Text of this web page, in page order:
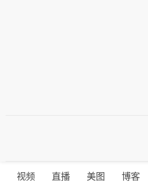
视频 直播 美图 博客